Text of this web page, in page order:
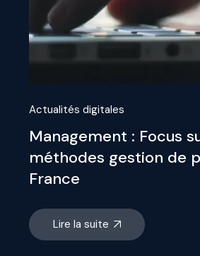
Actualités digitales
Management : Focus
méthodes gestion de
France
Lire la suite